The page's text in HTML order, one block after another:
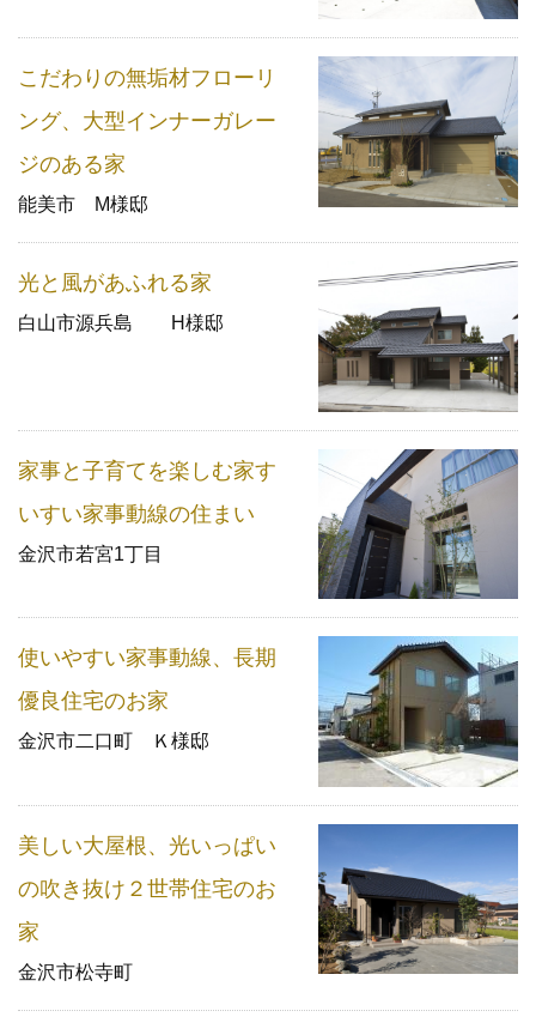
こだわりの無垢材フローリ
ング、大型インナーガレー
ジのある家
能美市 M様邸
光と風があふれる家
白山市源兵島 H様邸
家事と子育てを楽しむ家す
いすい家事動線の住まい
金沢市若宮1丁目
使いやすい家事動線、長期
優良住宅のお家
金沢市二口町 Ｋ様邸
美しい大屋根、光いっぱい
の吹き抜け２世帯住宅のお
家
金沢市松寺町